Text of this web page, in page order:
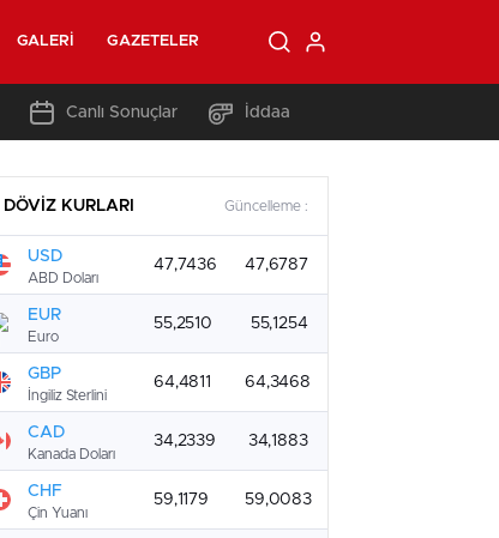
GALERI GAZETELER
Canlı Sonuçlar İddaa
DÖVİZ KURLARI Güncelleme :
USD
ABD Doları
47,7436 47,6787
EUR
Euro
55,2510 55,1254
GBP
İngiliz Sterlini
64,4811 64,3468
CAD
Kanada Doları
34,2339 34,1883
CHF
Çin Yuanı
59,1179 59,0083